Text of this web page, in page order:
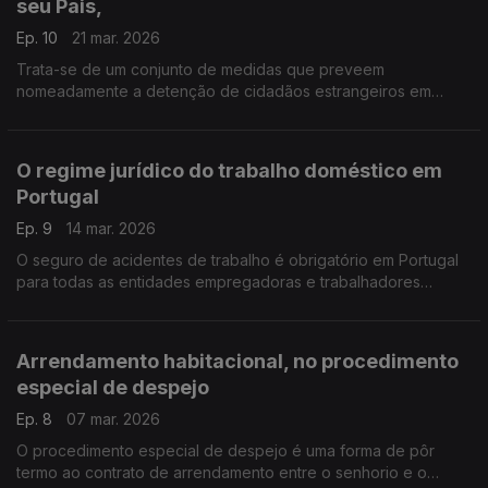
seu Pais,
Ep. 10
21 mar. 2026
Trata-se de um conjunto de medidas que preveem
nomeadamente a detenção de cidadãos estrangeiros em
O regime jurídico do trabalho doméstico em
Portugal
Ep. 9
14 mar. 2026
O seguro de acidentes de trabalho é obrigatório em Portugal
para todas as entidades empregadoras e trabalhadores
Arrendamento habitacional, no procedimento
especial de despejo
Ep. 8
07 mar. 2026
O procedimento especial de despejo é uma forma de pôr
termo ao contrato de arrendamento entre o senhorio e o